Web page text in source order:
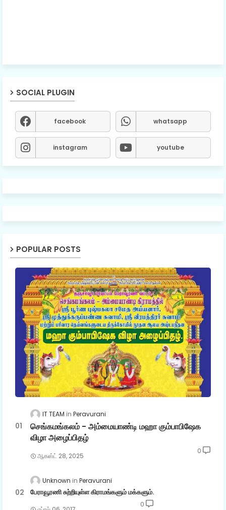
SOCIAL PLUGIN
facebook whatsapp
instagram youtube
POPULAR POSTS
IT TEAM Peravurani
செங்கமங்கலம் - அம்மையாண்டி மஹா கும்பாபிஷேக
விழா அழைப்பிதழ்
ஆகஸ்ட் 28, 2025
0
Unknown Peravurani
பேராவூரணி சுற்றியுள்ள கிராமங்களும் மக்களும்.
0